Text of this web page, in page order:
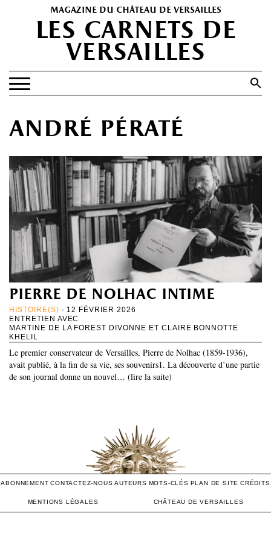
magazine du château de versailles
les carnets de
versailles
Search Button
EXPOSITIONS
PATRIMOINE
SPECTACLES
PORTFOLIOS
HISTOIRE(S)
LES +
ABONNEMENT GRATUIT AU MAGAZINE
andré pératé
pierre de nolhac intime
HISTOIRE(S) - 12 FÉVRIER 2026
ENTRETIEN AVEC
MARTINE DE LA FOREST DIVONNE ET CLAIRE BONNOTTE
KHELIL
Le premier conservateur de Versailles, Pierre de Nolhac (1859-1936),
avait publié, à la fin de sa vie, ses souvenirs1. La découverte d’une partie
de son journal donne un nouvel… (lire la suite)
ABONNEMENT CONTACTEZ-NOUS AUTEURS MOTS-CLÉS PLAN DE SITE CRÉDITS
MENTIONS LÉGALES CHÂTEAU DE VERSAILLES